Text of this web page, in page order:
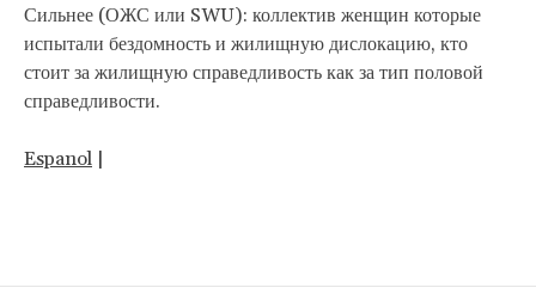
Сильнее (ОЖС или SWU): коллектив женщин которые
испытали бездомность и жилищную дислокацию, кто
стоит за жилищную справедливость как за тип половой
справедливости.
Espanol |